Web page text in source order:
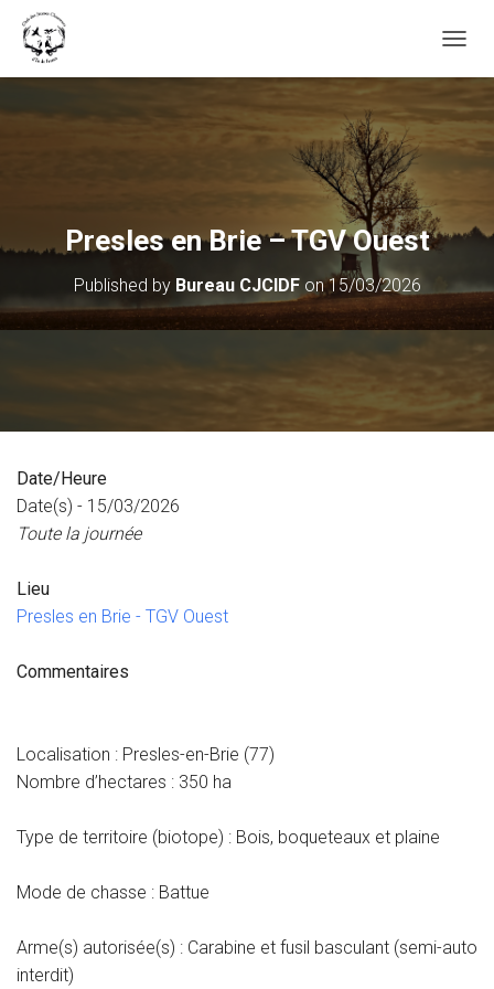
Presles en Brie – TGV Ouest
Published by Bureau CJCIDFon15/03/2026
Date/Heure
Date(s) - 15/03/2026
Toute la journée
Lieu
Presles en Brie - TGV Ouest
Commentaires
Localisation : Presles-en-Brie (77)
Nombre d’hectares : 350 ha
Type de territoire (biotope) : Bois, boqueteaux et plaine
Mode de chasse : Battue
Arme(s) autorisée(s) : Carabine et fusil basculant (semi-auto
interdit)